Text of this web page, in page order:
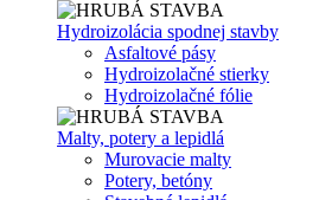
Hydroizolácia spodnej stavby
Asfaltové pásy
Hydroizolačné stierky
Hydroizolačné fólie
Malty, potery a lepidlá
Murovacie malty
Potery, betóny